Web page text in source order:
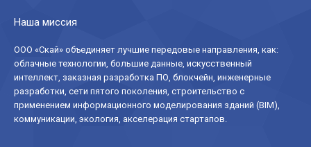
открывается
в
новом
окне
открывается
в
новом
окне
открывается
в
новом
окне
Наша миссия
ООО «Скай» объединяет лучшие передовые направления, как:
облачные технологии, большие данные, искусственный
интеллект, заказная разработка ПО, блокчейн, инженерные
разработки, сети пятого поколения, строительство с
применением информационного моделирования зданий (BIM),
коммуникации, экология, акселерация стартапов.